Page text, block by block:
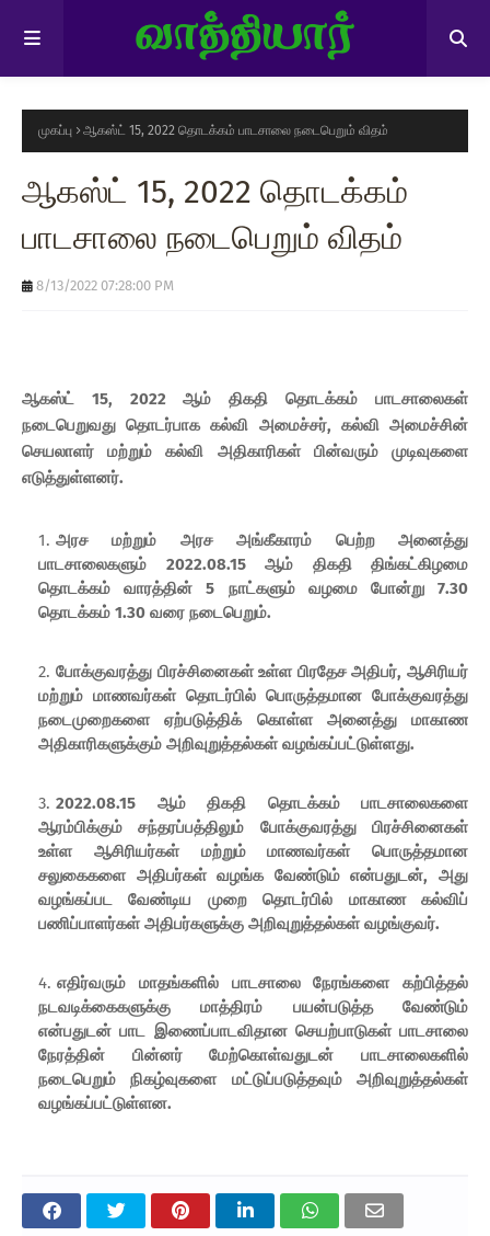
முகப்பு ஆகஸ்ட் 15, 2022 தொடக்கம் பாடசாலை நடைபெறும் விதம்
ஆகஸ்ட் 15, 2022 தொடக்கம்
பாடசாலை நடைபெறும் விதம்
8/13/2022 07:28:00 PM
ஆகஸ்ட் 15, 2022 ஆம் திகதி தொடக்கம் பாடசாலைகள்
நடைபெறுவது தொடர்பாக கல்வி அமைச்சர், கல்வி அமைச்சின்
செயலாளர் மற்றும் கல்வி அதிகாரிகள் பின்வரும் முடிவுகளை
எடுத்துள்ளனர்.
அரச மற்றும் அரச அங்கீகாரம் பெற்ற அனைத்து
பாடசாலைகளும் 2022.08.15 ஆம் திகதி திங்கட்கிழமை
தொடக்கம் வாரத்தின் 5 நாட்களும் வழமை போன்று 7.30
தொடக்கம் 1.30 வரை நடைபெறும்.
போக்குவரத்து பிரச்சினைகள் உள்ள பிரதேச அதிபர், ஆசிரியர்
மற்றும் மாணவர்கள் தொடர்பில் பொருத்தமான போக்குவரத்து
நடைமுறைகளை ஏற்படுத்திக் கொள்ள அனைத்து மாகாண
அதிகாரிகளுக்கும் அறிவுறுத்தல்கள் வழங்கப்பட்டுள்ளது.
2022.08.15 ஆம் திகதி தொடக்கம் பாடசாலைகளை
ஆரம்பிக்கும் சந்தரப்பத்திலும் போக்குவரத்து பிரச்சினைகள்
உள்ள ஆசிரியர்கள் மற்றும் மாணவர்கள் பொருத்தமான
சலுகைகளை அதிபர்கள் வழங்க வேண்டும் என்பதுடன், அது
வழங்கப்பட வேண்டிய முறை தொடர்பில் மாகாண கல்விப்
பணிப்பாளர்கள் அதிபர்களுக்கு அறிவுறுத்தல்கள் வழங்குவர்.
எதிர்வரும் மாதங்களில் பாடசாலை நேரங்களை கற்பித்தல்
நடவடிக்கைகளுக்கு மாத்திரம் பயன்படுத்த வேண்டும்
என்பதுடன் பாட இணைப்பாடவிதான செயற்பாடுகள் பாடசாலை
நேரத்தின் பின்னர் மேற்கொள்வதுடன் பாடசாலைகளில்
நடைபெறும் நிகழ்வுகளை மட்டுப்படுத்தவும் அறிவுறுத்தல்கள்
வழங்கப்பட்டுள்ளன.